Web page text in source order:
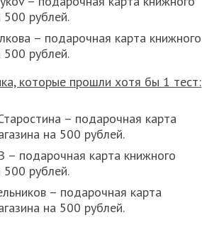
500 рублей.
– подарочная карта книжного
500 рублей.
которые прошли хотя бы 1 тест:
– подарочная карта
на 500 рублей.
– подарочная карта книжного
500 рублей.
– подарочная карта
на 500 рублей.